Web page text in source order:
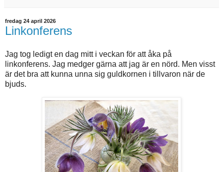
fredag 24 april 2026
Linkonferens
Jag tog ledigt en dag mitt i veckan för att åka på
linkonferens. Jag medger gärna att jag är en nörd. Men visst
är det bra att kunna unna sig guldkornen i tillvaron när de
bjuds.